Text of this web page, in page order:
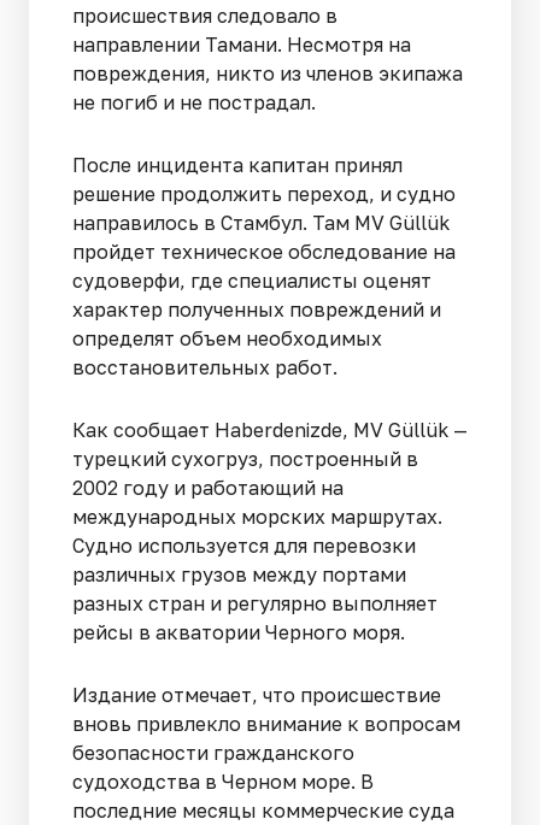
происшествия следовало в
направлении Тамани. Несмотря на
повреждения, никто из членов экипажа
не погиб и не пострадал.
После инцидента капитан принял
решение продолжить переход, и судно
направилось в Стамбул. Там MV Güllük
пройдет техническое обследование на
судоверфи, где специалисты оценят
характер полученных повреждений и
определят объем необходимых
восстановительных работ.
Как сообщает Haberdenizde, MV Güllük —
турецкий сухогруз, построенный в
2002 году и работающий на
международных морских маршрутах.
Судно используется для перевозки
различных грузов между портами
разных стран и регулярно выполняет
рейсы в акватории Черного моря.
Издание отмечает, что происшествие
вновь привлекло внимание к вопросам
безопасности гражданского
судоходства в Черном море. В
последние месяцы коммерческие суда